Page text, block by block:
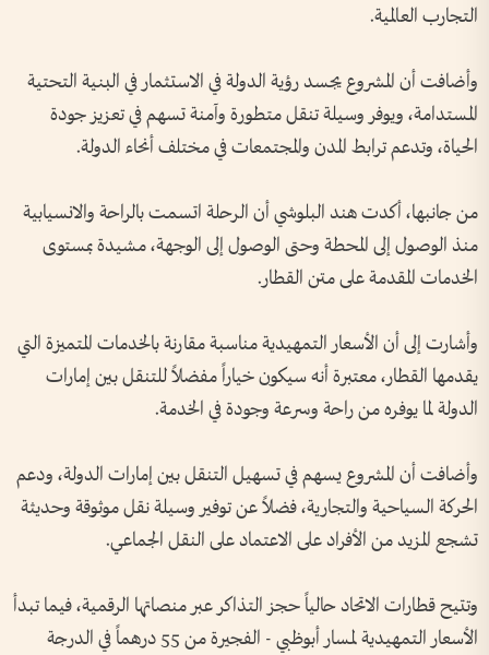
التجارب العالمية.
وأضافت أن المشروع يجسد رؤية الدولة في الاستثمار في البنية التحتية
المستدامة، ويوفر وسيلة تنقل متطورة وآمنة تسهم في تعزيز جودة
الحياة، وتدعم ترابط المدن والمجتمعات في مختلف أنحاء الدولة.
من جانبها، أكدت هند البلوشي أن الرحلة اتسمت بالراحة والانسيابية
منذ الوصول إلى المحطة وحتى الوصول إلى الوجهة، مشيدة بمستوى
الخدمات المقدمة على متن القطار.
وأشارت إلى أن الأسعار التمهيدية مناسبة مقارنة بالخدمات المتميزة التي
يقدمها القطار، معتبرة أنه سيكون خياراً مفضلاً للتنقل بين إمارات
الدولة لما يوفره من راحة وسرعة وجودة في الخدمة.
وأضافت أن المشروع يسهم في تسهيل التنقل بين إمارات الدولة، ودعم
الحركة السياحية والتجارية، فضلاً عن توفير وسيلة نقل موثوقة وحديثة
تشجع المزيد من الأفراد على الاعتماد على النقل الجماعي.
وتتيح قطارات الاتحاد حالياً حجز التذاكر عبر منصاتها الرقمية، فيما تبدأ
الأسعار التمهيدية لمسار أبوظبي - الفجيرة من 55 درهماً في الدرجة